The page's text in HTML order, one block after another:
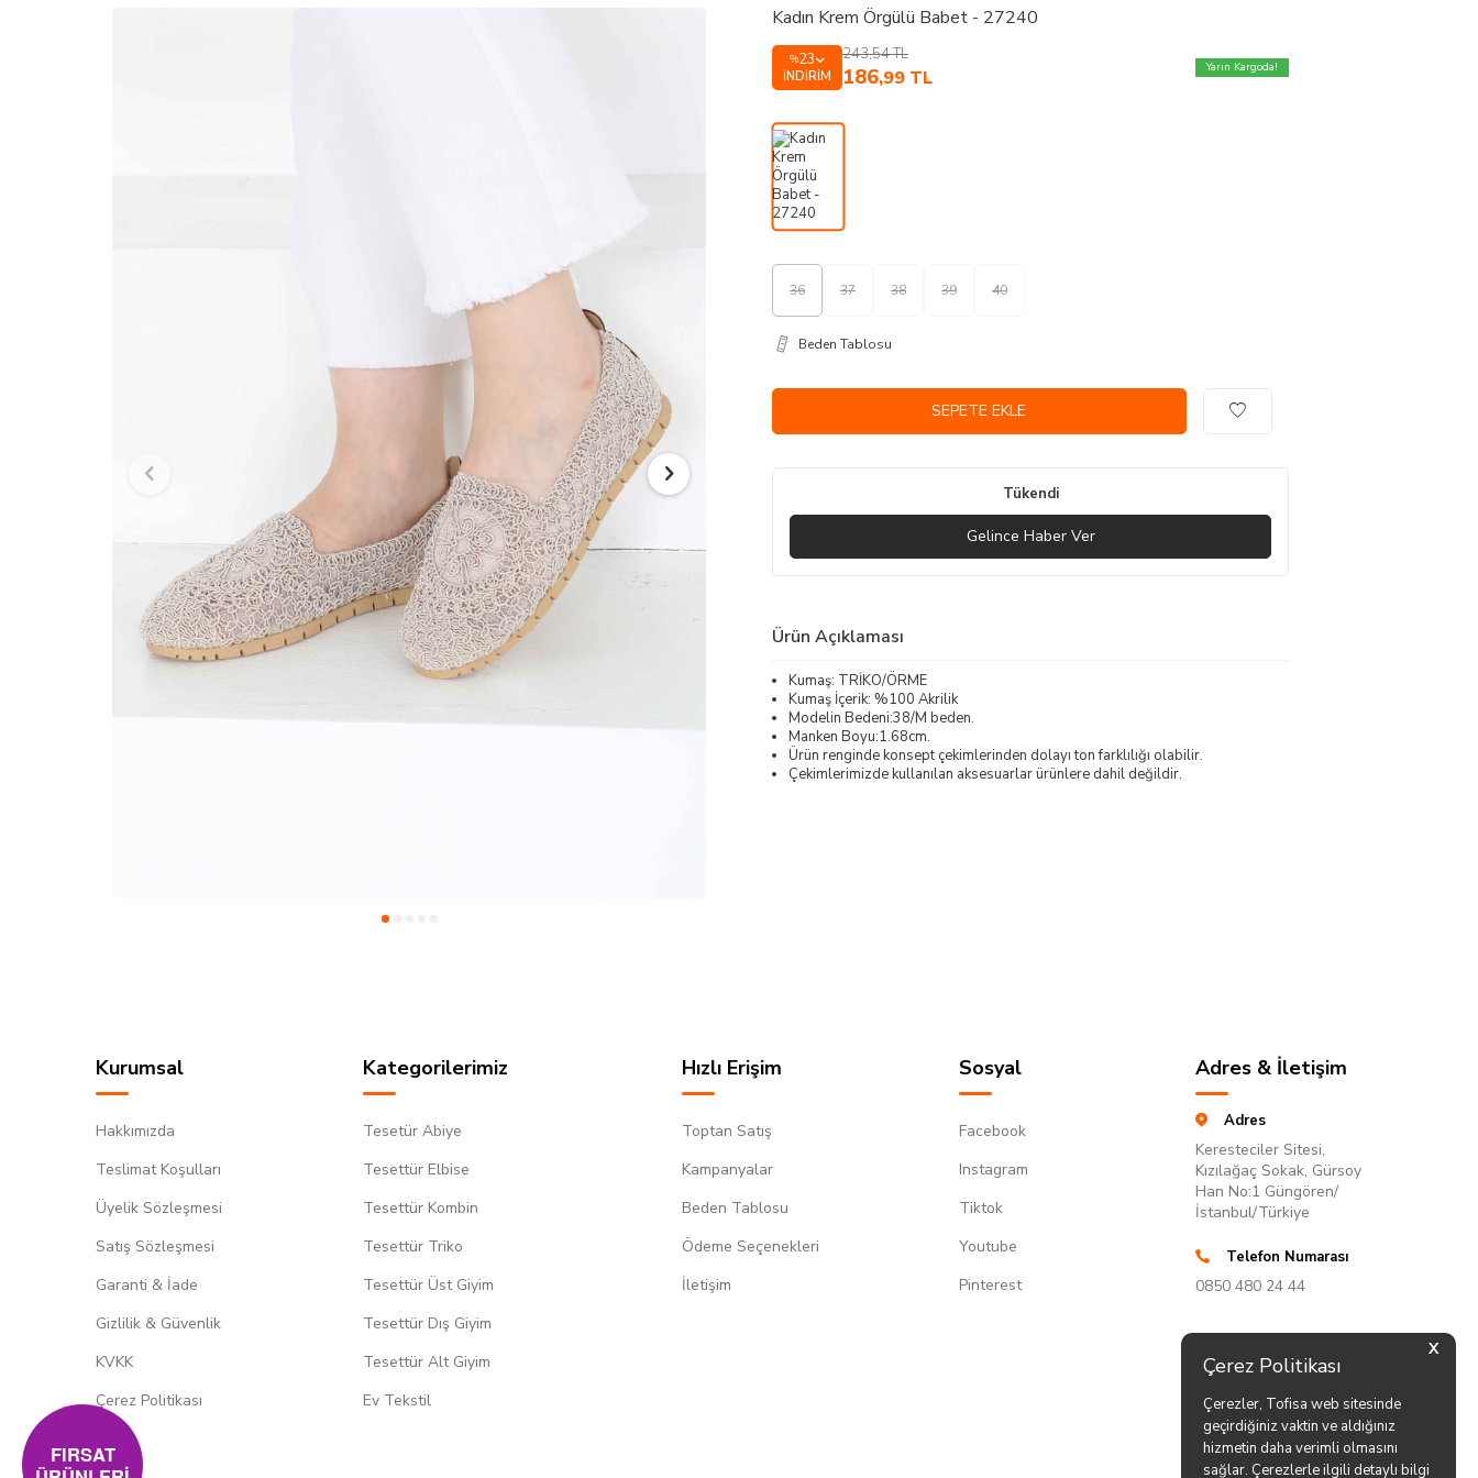
X
Çerez Politikası
Çerezler, Tofisa web sitesinde
geçirdiğiniz vaktin ve aldığınız
hizmetin daha verimli olmasını
sağlar. Çerezlerle ilgili detaylı bilgi
Kadın Krem Örgülü Babet - 27240
%23
İNDIRIM
243,54TL
186,99 TL Yarın Kargoda!
36 37 38 39 40
Beden Tablosu
SEPETE EKLE
Tükendi
Gelince Haber Ver
Ürün Açıklaması
Kumaş: TRİKO/ÖRME
Kumaş İçerik: %100 Akrilik
Modelin Bedeni:38/M beden.
Manken Boyu:1.68cm.
Ürün renginde konsept çekimlerinden dolayı ton farklılığı olabilir.
Çekimlerimizde kullanılan aksesuarlar ürünlere dahil değildir.
Kurumsal
Hakkımızda
Teslimat Koşulları
Üyelik Sözleşmesi
Satış Sözleşmesi
Garanti & İade
Gizlilik & Güvenlik
KVKK
Çerez Politikası
Kategorilerimiz
Tesetür Abiye
Tesettür Elbise
Tesettür Kombin
Tesettür Triko
Tesettür Üst Giyim
Tesettür Dış Giyim
Tesettür Alt Giyim
Ev Tekstil
Hızlı Erişim
Toptan Satış
Kampanyalar
Beden Tablosu
Ödeme Seçenekleri
İletişim
Sosyal
Facebook
Instagram
Tiktok
Youtube
Pinterest
Adres & İletişim
Adres
Keresteciler Sitesi,
Kızılağaç Sokak, Gürsoy
Han No:1 Güngören/
İstanbul/Türkiye
Telefon Numarası
0850 480 24 44
FIRSAT